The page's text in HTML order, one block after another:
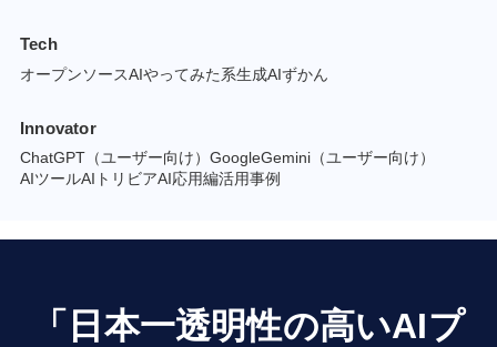
Tech
オープンソースAIやってみた系生成AIずかん
Innovator
ChatGPT（ユーザー向け） GoogleGemini（ユーザー向け）
AIツールAIトリビアAI応用編活用事例
「日本一透明性の高いAIプ